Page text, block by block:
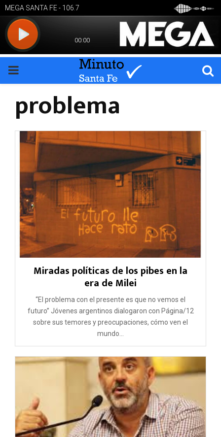
PRIMARY
problema
Miradas políticas de los pibes en la
era de Milei
“El problema con el presente es que no vemos el
futuro” Jóvenes argentinos dialogaron con Página/12
sobre sus temores y preocupaciones, cómo ven el
mundo...